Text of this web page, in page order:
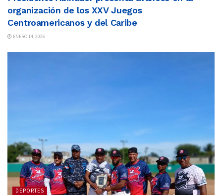
organización de los XXV Juegos
Centroamericanos y del Caribe
ENERO 14, 2026
DEPORTES